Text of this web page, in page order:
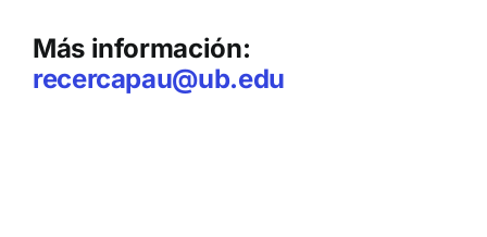
Más información:
recercapau@ub.edu